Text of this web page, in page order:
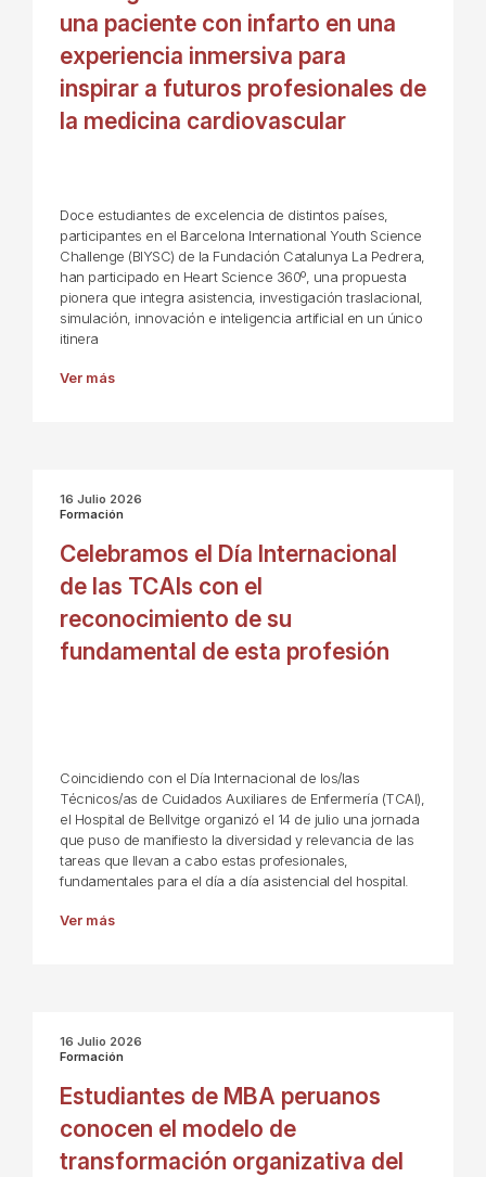
una paciente con infarto en una
experiencia inmersiva para
inspirar a futuros profesionales de
la medicina cardiovascular
Doce estudiantes de excelencia de distintos países,
participantes en el Barcelona International Youth Science
Challenge (BIYSC) de la Fundación Catalunya La Pedrera,
han participado en Heart Science 360º, una propuesta
pionera que integra asistencia, investigación traslacional,
simulación, innovación e inteligencia artificial en un único
itinera
Ver más
16 Julio 2026
Formación
Celebramos el Día Internacional
de las TCAIs con el
reconocimiento de su
fundamental de esta profesión
Coincidiendo con el Día Internacional de los/las
Técnicos/as de Cuidados Auxiliares de Enfermería (TCAI),
el Hospital de Bellvitge organizó el 14 de julio una jornada
que puso de manifiesto la diversidad y relevancia de las
tareas que llevan a cabo estas profesionales,
fundamentales para el día a día asistencial del hospital.
Ver más
16 Julio 2026
Formación
Estudiantes de MBA peruanos
conocen el modelo de
transformación organizativa del